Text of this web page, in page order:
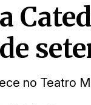
no Teatro